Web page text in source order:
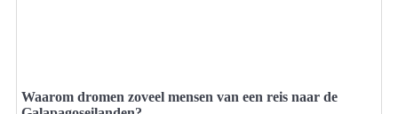
Waarom dromen zoveel mensen van een reis naar de